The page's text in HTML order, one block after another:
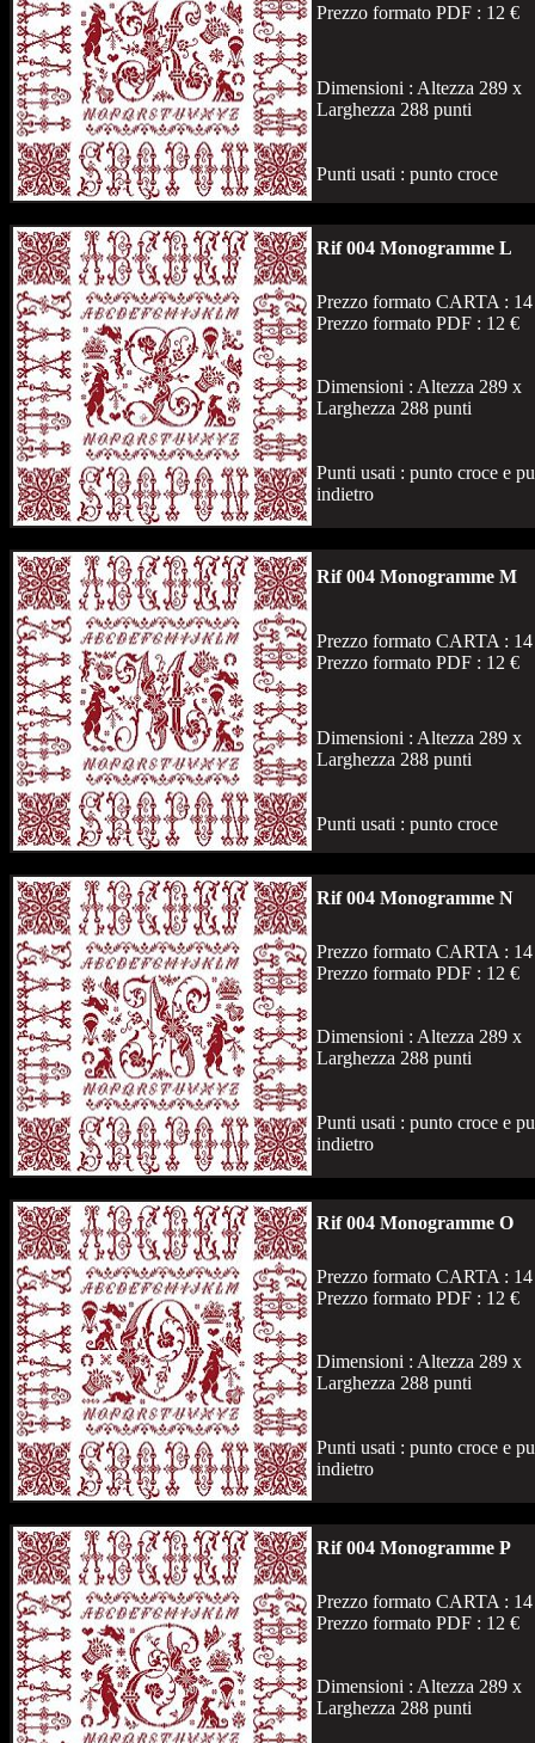
Prezzo formato PDF : 12 €
Dimensioni : Altezza 289 x
Larghezza 288 punti
Punti usati : punto croce
Rif 004 Monogramme L
Prezzo formato CARTA :
Prezzo formato PDF : 12 €
Dimensioni : Altezza 289 x
Larghezza 288 punti
Punti usati : punto croce e
indietro
Rif 004 Monogramme M
Prezzo formato CARTA :
Prezzo formato PDF : 12 €
Dimensioni : Altezza 289 x
Larghezza 288 punti
Punti usati : punto croce
Rif 004 Monogramme N
Prezzo formato CARTA :
Prezzo formato PDF : 12 €
Dimensioni : Altezza 289 x
Larghezza 288 punti
Punti usati : punto croce e
indietro
Rif 004 Monogramme O
Prezzo formato CARTA :
Prezzo formato PDF : 12 €
Dimensioni : Altezza 289 x
Larghezza 288 punti
Punti usati : punto croce e
indietro
Rif 004 Monogramme P
Prezzo formato CARTA :
Prezzo formato PDF : 12 €
Dimensioni : Altezza 289 x
Larghezza 288 punti